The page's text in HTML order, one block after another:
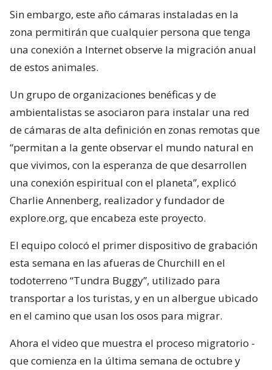
Sin embargo, este año cámaras instaladas en la
zona permitirán que cualquier persona que tenga
una conexión a Internet observe la migración anual
de estos animales.
Un grupo de organizaciones benéficas y de
ambientalistas se asociaron para instalar una red
de cámaras de alta definición en zonas remotas que
“permitan a la gente observar el mundo natural en
que vivimos, con la esperanza de que desarrollen
una conexión espiritual con el planeta”, explicó
Charlie Annenberg, realizador y fundador de
explore.org, que encabeza este proyecto.
El equipo colocó el primer dispositivo de grabación
esta semana en las afueras de Churchill en el
todoterreno “Tundra Buggy”, utilizado para
transportar a los turistas, y en un albergue ubicado
en el camino que usan los osos para migrar.
Ahora el video que muestra el proceso migratorio -
que comienza en la última semana de octubre y